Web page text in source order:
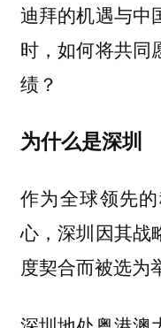
迪拜的机遇与中
时，如何将共同
绩？
为什么是深圳
作为全球领先
心，深圳因其战
度契合而被选为